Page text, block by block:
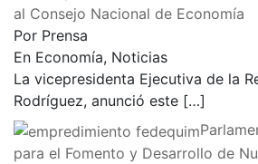
al Consejo Nacional de Economía
Por Prensa
En Economía, Noticias
La vicepresidenta Ejecutiva de la
Rodríguez, anunció este […]
para el Fomento y Desarrollo de